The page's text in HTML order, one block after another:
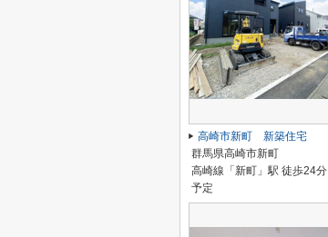
高崎市新町 新築住宅
群馬県高崎市新町
高崎線「新町」駅 徒歩24分
予定